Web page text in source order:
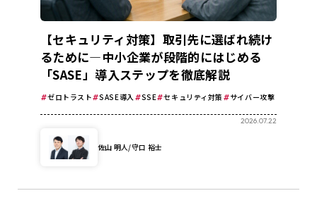
【セキュリティ対策】取引先に選ばれ続け
るために―中小企業が段階的にはじめる
「SASE」導入ステップを徹底解説
ゼロトラスト SASE導入 SSE セキュリティ対策 サイバー攻撃
2026.07.22
佐山 明人/守口 裕士